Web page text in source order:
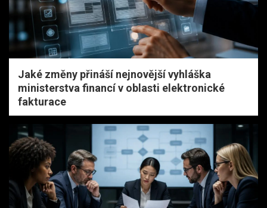
Jaké změny přináší nejnovější vyhláška
ministerstva financí v oblasti elektronické
fakturace